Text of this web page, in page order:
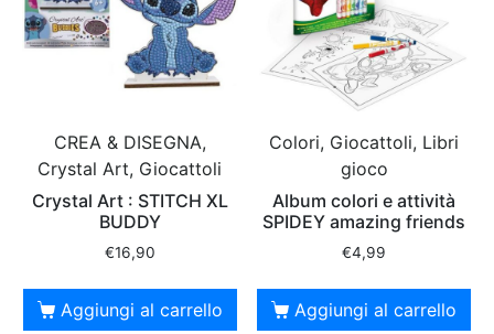
CREA & DISEGNA,
Crystal Art, Giocattoli
Crystal Art : STITCH XL
BUDDY
€16,90
Aggiungi al carrello
Colori, Giocattoli, Libri
gioco
Album colori e attività
SPIDEY amazing friends
€4,99
Aggiungi al carrello